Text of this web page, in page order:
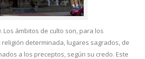
Los ámbitos de culto son, para los
determinada, lugares sagrados, de
a los preceptos, según su credo. Este